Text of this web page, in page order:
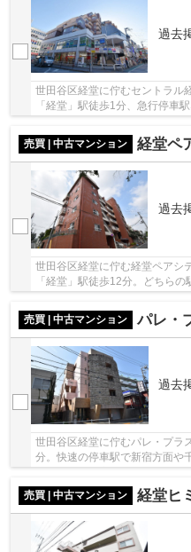
過去
世田谷区経堂に佇むセントラル
「経堂」駅徒歩1分、急行停車
売買 | 中古マンション
経堂ペ
過去
世田谷区経堂に佇む経堂ペアシ
「経堂」駅徒歩12分。どちら
売買 | 中古マンション
パレ・
過去
世田谷区経堂に佇むパレ・プラ
分。快速の停車駅で新宿方面や
売買 | 中古マンション
経堂ヒ